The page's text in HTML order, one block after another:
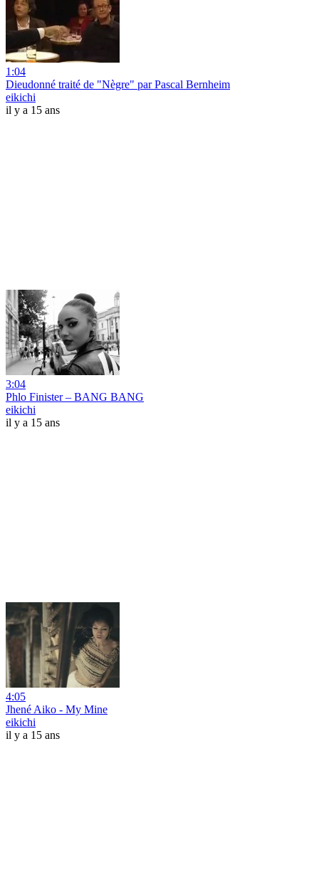
1:04
Dieudonné traité de "Nègre" par Pascal Bernheim
eikichi
il y a 15 ans
3:04
Phlo Finister – BANG BANG
eikichi
il y a 15 ans
4:05
Jhené Aiko - My Mine
eikichi
il y a 15 ans